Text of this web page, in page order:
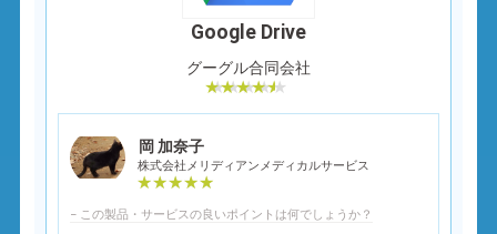
Google Drive
グーグル合同会社
岡 加奈子
株式会社メリディアンメディカルサービス
− この製品・サービスの良いポイントは何でしょうか？